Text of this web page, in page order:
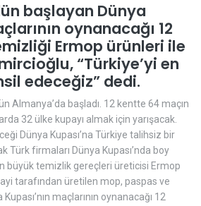
başlayan Dünya
oynanacağı 12
Ermop ürünleri ile
“Türkiye’yi en
edeceğiz” dedi.
Almanya’da başladı. 12 kentte 64 maçın
32 ülke kupayı almak için yarışacak.
Dünya Kupası’na Türkiye talihsiz bir
Türk firmaları Dünya Kupası’nda boy
büyük temizlik gereçleri üreticisi Ermop
tarafından üretilen mop, paspas ve
maçlarının oynanacağı 12